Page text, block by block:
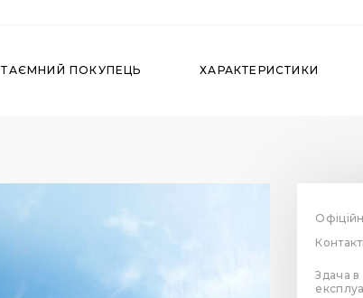
ТАЄМНИЙ ПОКУПЕЦЬ ХАРАКТЕРИСТИКИ
Здача в